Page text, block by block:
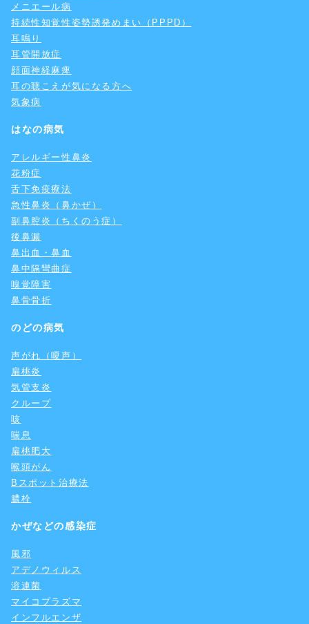
メニエール病
持続性知覚性姿勢誘発めまい（PPPD）
耳鳴り
耳管開放症
顔面神経麻痺
耳の聴こえが気になる方へ
気象病
はなの病気
アレルギー性鼻炎
花粉症
舌下免疫療法
急性鼻炎（鼻かぜ）
副鼻腔炎（ちくのう症）
後鼻漏
鼻出血・鼻血
鼻中隔彎曲症
嗅覚障害
鼻骨骨折
のどの病気
声がれ（嗄声）
扁桃炎
気管支炎
クループ
咳
喘息
扁桃肥大
喉頭がん
Bスポット治療法
膿栓
かぜなどの感染症
風邪
アデノウィルス
溶連菌
マイコプラズマ
インフルエンザ